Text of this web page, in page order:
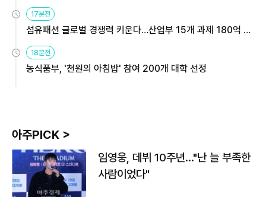
17분전
섬유패션 글로벌 경쟁력 키운다…산업부 15개 과제 180억 지
18분전
농식품부, '천원의 아침밥' 참여 200개 대학 선정
아주PICK >
임영웅, 데뷔 10주년…"난 늘 부족한
사람이었다"